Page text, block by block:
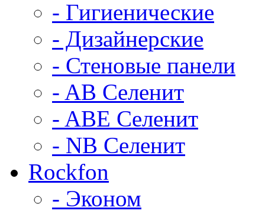
- Гигиенические
- Дизайнерские
- Стеновые панели
- AB Селенит
- ABE Селенит
- NB Селенит
Rockfon
- Эконом